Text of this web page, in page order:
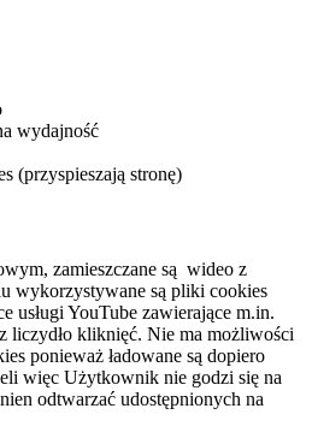
wydajność
(przyspieszają stronę)
zamieszczane są wideo z
wykorzystywane są pliki cookies
usługi YouTube zawierające m.in.
liczydło kliknięć. Nie ma możliwości
ponieważ ładowane są dopiero
więc Użytkownik nie godzi się na
odtwarzać udostępnionych na